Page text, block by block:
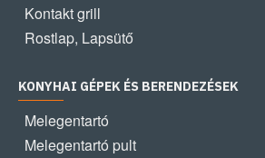
Kontakt grill
Rostlap, Lapsütő
KONYHAI GÉPEK ÉS BERENDEZÉSEK
Melegentartó
Melegentartó pult